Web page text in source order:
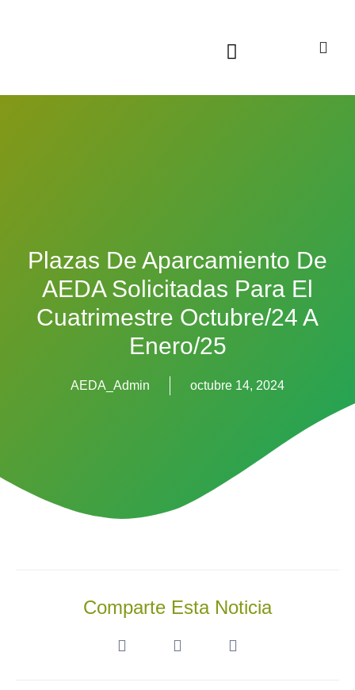
Plazas De Aparcamiento De
AEDA Solicitadas Para El
Cuatrimestre Octubre/24 A
Enero/25
AEDA_Admin octubre 14, 2024
Comparte Esta Noticia